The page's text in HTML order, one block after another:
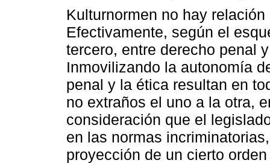
Kulturnormen no hay
Efectivamente, según el
tercero, entre derecho penal
Inmovilizando la autonomía
penal y la ética resultan en
no extraños el uno a la otra,
consideración que el
en las normas
proyección de un cierto